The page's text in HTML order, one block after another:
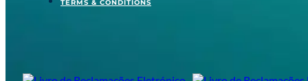
TERMS & CONDITIONS